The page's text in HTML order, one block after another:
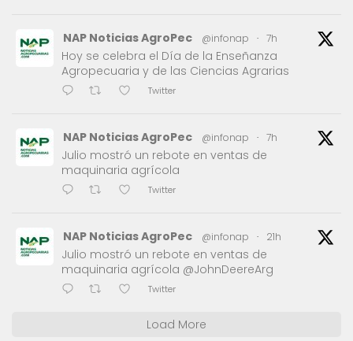
NAP Noticias AgroPec @infonap · 7h
Hoy se celebra el Día de la Enseñanza
Agropecuaria y de las Ciencias Agrarias
Twitter
NAP Noticias AgroPec @infonap · 7h
Julio mostró un rebote en ventas de
maquinaria agrícola
Twitter
NAP Noticias AgroPec @infonap · 21h
Julio mostró un rebote en ventas de
maquinaria agrícola @JohnDeereArg
Twitter
Load More